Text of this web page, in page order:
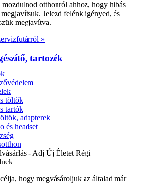
otthonról ahhoz, hogy hibás
Jelezd felénk igényed, és
megjavítva.
»
tartozék
töltők
tartók
adapterek
és headset
- Adj Új Életet Régi
hogy megvásároljuk az általad már